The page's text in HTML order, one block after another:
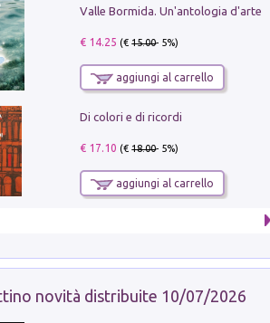
Valle Bormida. Un'antologia d'arte
€ 14.25 (€15.00- 5%)
aggiungi al carrello
Di colori e di ricordi
€ 17.10 (€18.00- 5%)
aggiungi al carrello
novità distribuite 10/07/2026